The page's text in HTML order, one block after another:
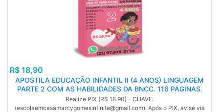
R$ 18,90
APOSTILA EDUCAÇÃO INFANTIL II (4 ANOS) LINGUAGEM
PARTE 2 COM AS HABILIDADES DA BNCC. 116 PÁGINAS.
PDF. Encontro de vogais, Produção Oral de História, LETRA B,
LETRA C, LETRA D, LETRA F, LETRA G, LETRA H. (MP).
Realize PIX (R$ 18.90) - CHAVE:
(escolaemcasamarcygomesinfinite@gmail.com). Após o PIX, avise via